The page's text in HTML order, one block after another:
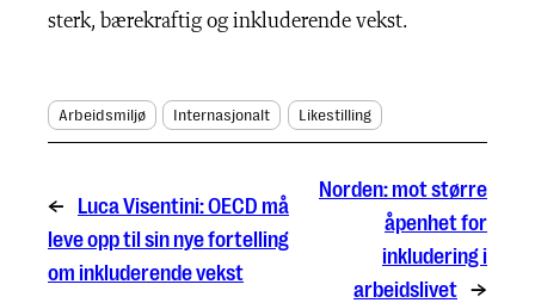
sterk, bærekraftig og inkluderende vekst.
Arbeidsmiljø Internasjonalt Likestilling
←
Luca Visentini: OECD må
leve opp til sin nye fortelling
om inkluderende vekst
Norden: mot større
åpenhet for
inkludering i
arbeidslivet →